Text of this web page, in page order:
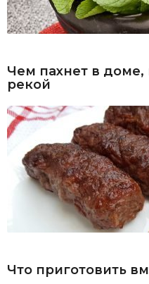
Чем пахнет в доме,
рекой
Что приготовить